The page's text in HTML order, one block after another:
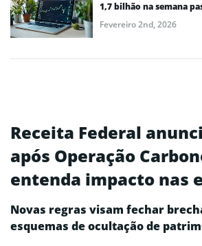
1,7 bilhão na semana
Fevereiro 2nd, 2026
Receita Federal
após Operação
entenda impacto nas
Novas regras visam fechar
esquemas de ocultação de